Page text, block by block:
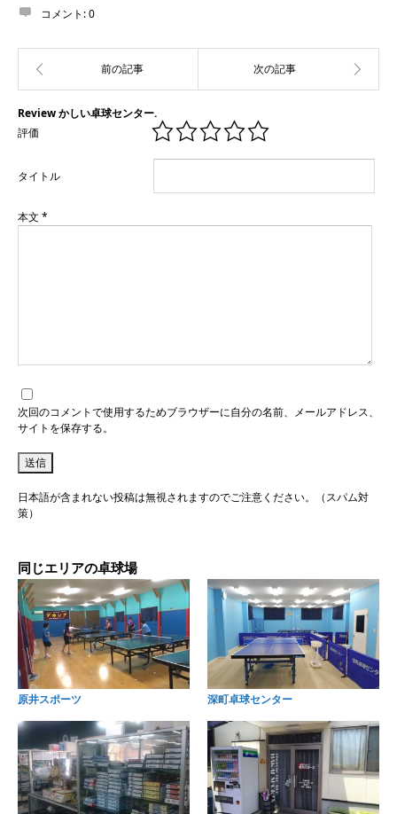
コメント:0
Review かしい卓球センター.
評価
タイトル
本文 *
次回のコメントで使用するためブラウザーに自分の名前、メールアドレス、
サイトを保存する。
日本語が含まれない投稿は無視されますのでご注意ください。（スパム対
策）
同じエリアの卓球場
原井スポーツ 深町卓球センター